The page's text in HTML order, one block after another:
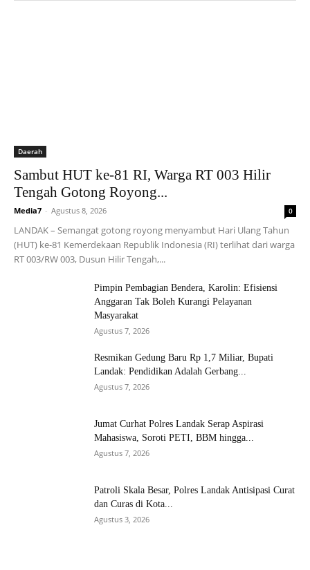
Daerah
Sambut HUT ke-81 RI, Warga RT 003 Hilir
Tengah Gotong Royong...
Media7 - Agustus 8, 2026 0
LANDAK – Semangat gotong royong menyambut Hari Ulang Tahun
(HUT) ke-81 Kemerdekaan Republik Indonesia (RI) terlihat dari warga
RT 003/RW 003, Dusun Hilir Tengah,...
Pimpin Pembagian Bendera, Karolin: Efisiensi
Anggaran Tak Boleh Kurangi Pelayanan
Masyarakat
Agustus 7, 2026
Resmikan Gedung Baru Rp 1,7 Miliar, Bupati
Landak: Pendidikan Adalah Gerbang...
Agustus 7, 2026
Jumat Curhat Polres Landak Serap Aspirasi
Mahasiswa, Soroti PETI, BBM hingga...
Agustus 7, 2026
Patroli Skala Besar, Polres Landak Antisipasi Curat
dan Curas di Kota...
Agustus 3, 2026